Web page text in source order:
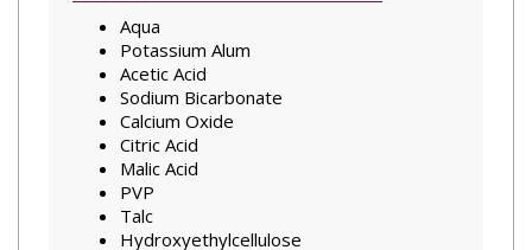
Aqua
Potassium Alum
Acetic Acid
Sodium Bicarbonate
Calcium Oxide
Citric Acid
Malic Acid
PVP
Talc
Hydroxyethylcellulose